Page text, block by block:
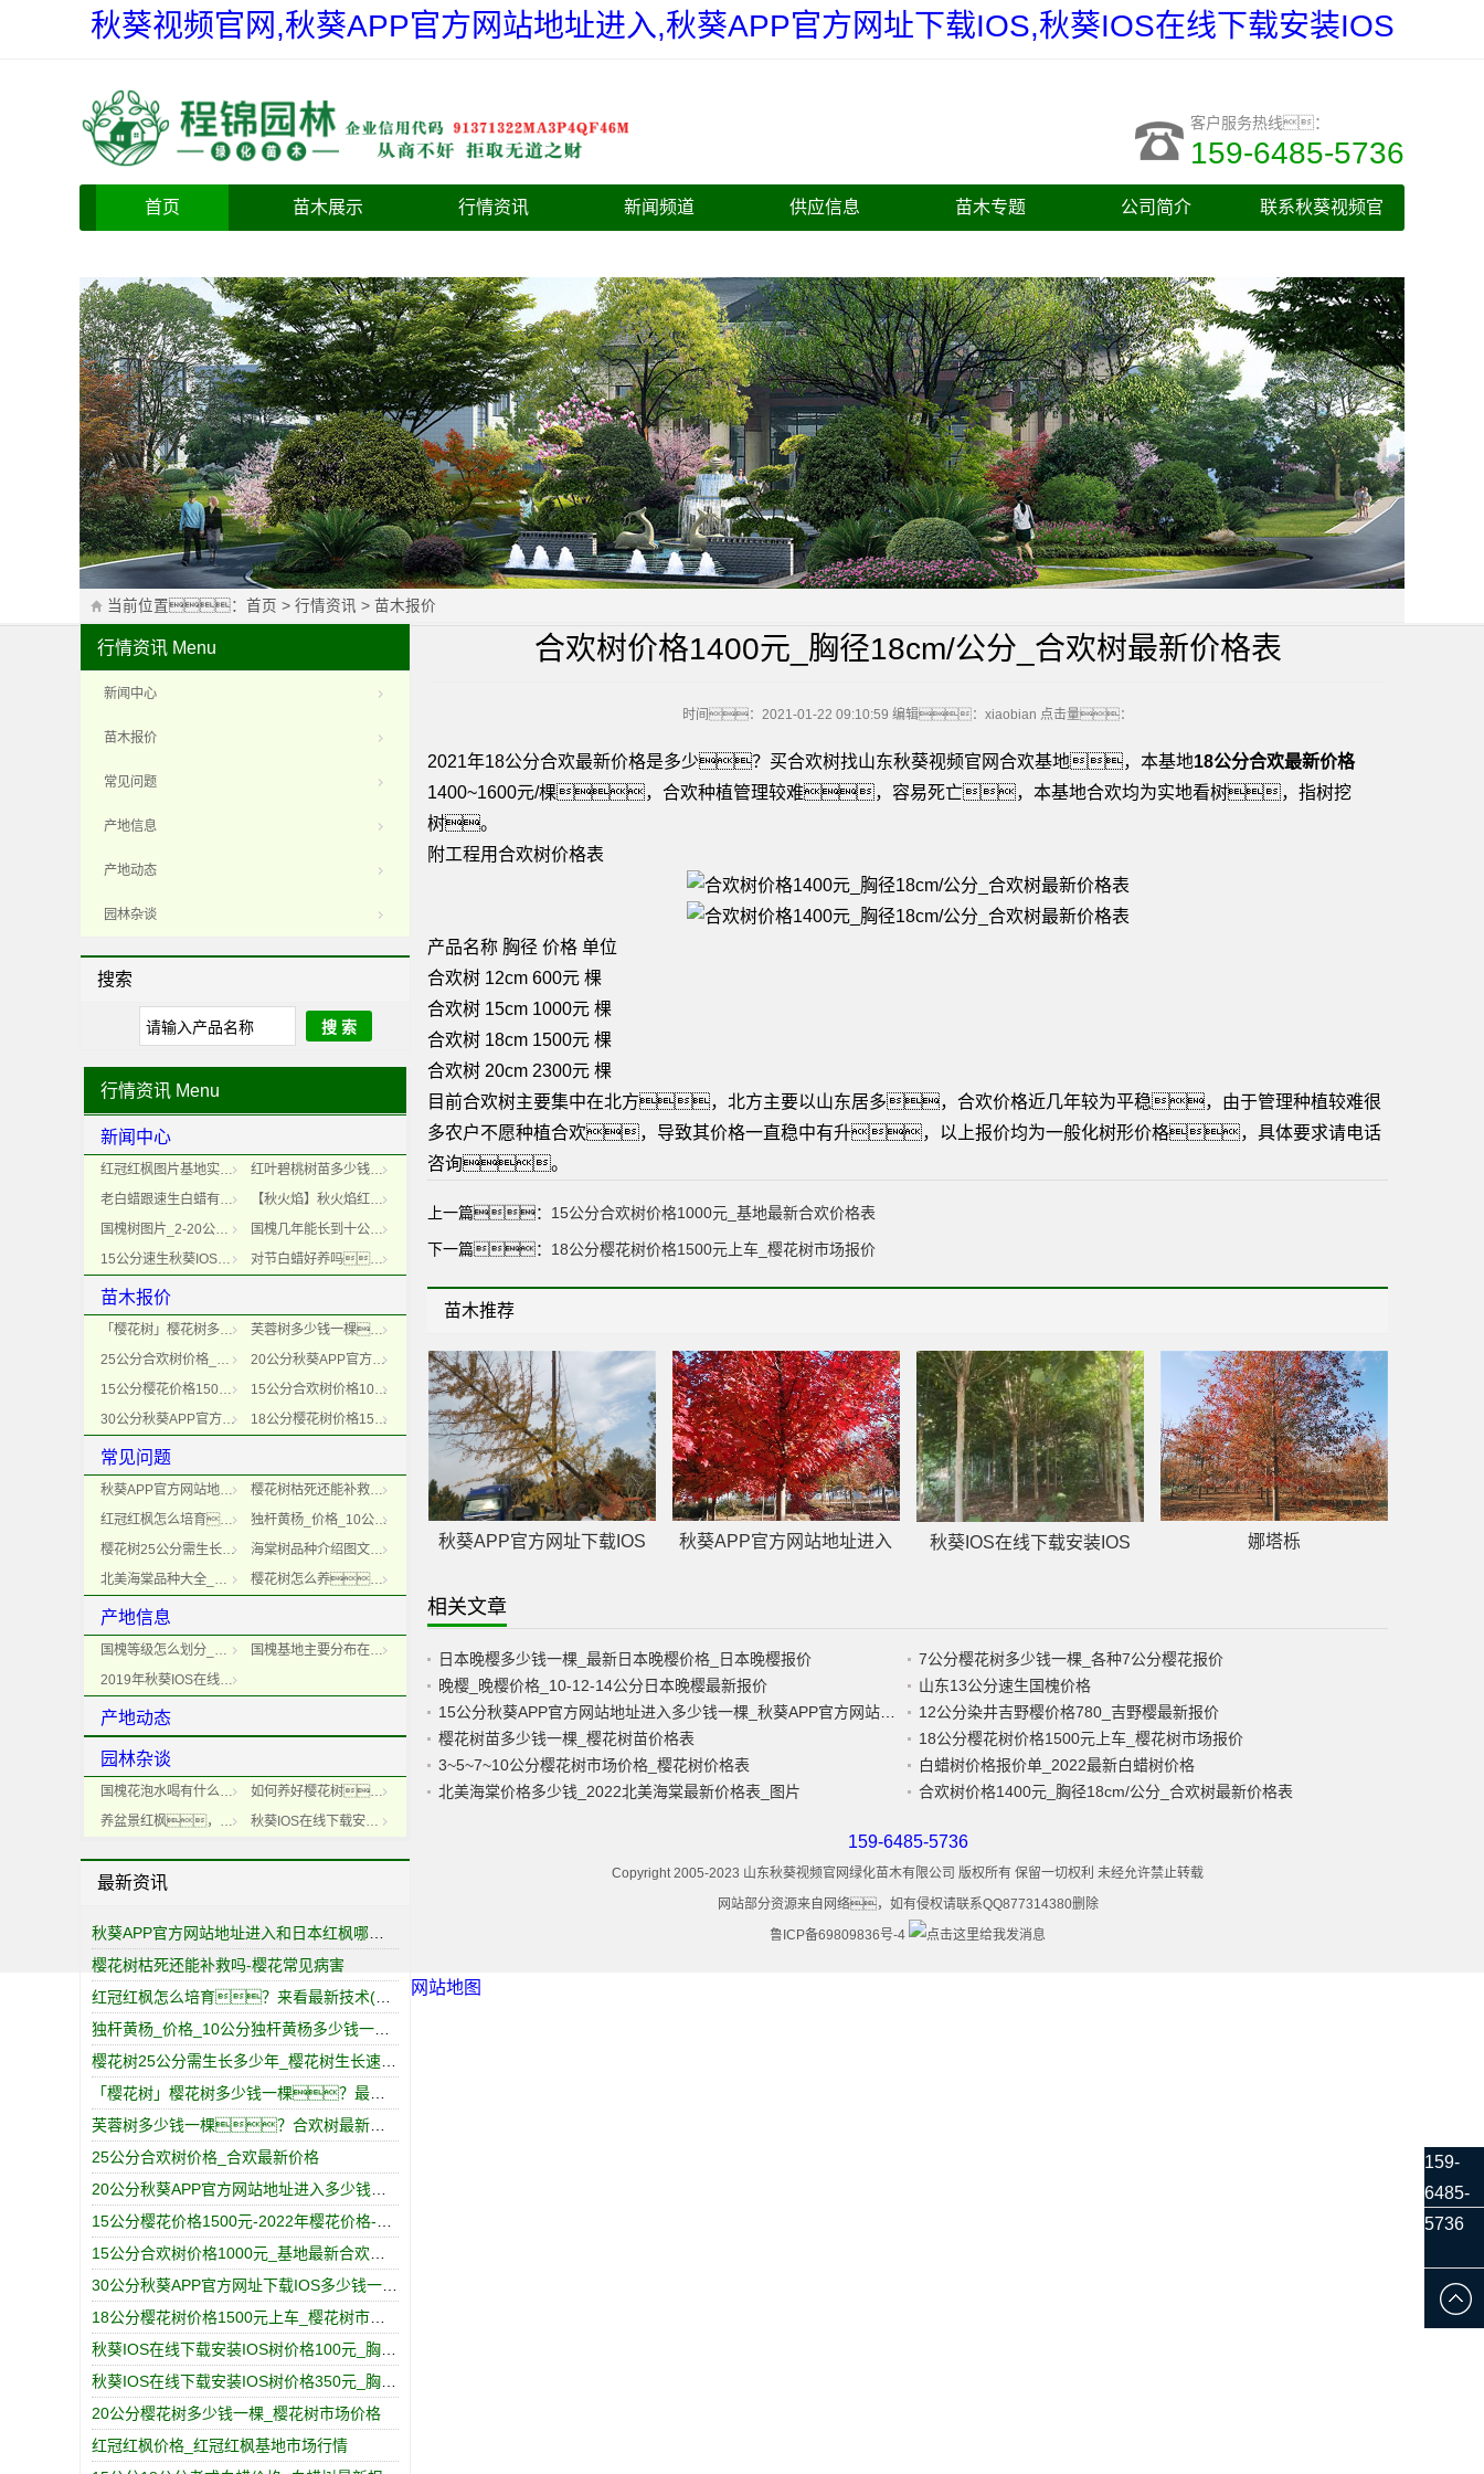
秋葵视频官网,秋葵APP官方网站地址进入,秋葵APP官方网址下载IOS,秋葵IOS在线下载安装IOS
客户服务热线：
159-6485-5736
首页 苗木展示 行情资讯 新闻频道 供应信息 苗木专题 公司简介 联系秋葵视频官
当前位置： 首页 > 行情资讯 > 苗木报价
行情资讯 Menu
新闻中心
苗木报价
常见问题
产地信息
产地动态
园林杂谈
搜索
行情资讯 Menu
新闻中心
红冠红枫图片基地实拍_红冠红枫展示
红叶碧桃树苗多少钱一棵？_碧桃基地最新价格
老白蜡跟速生白蜡有什么不同？
【秋火焰】秋火焰红枫_秋火焰病害防治
国槐树图片_2-20公分国槐树图片大全
国槐几年能长到十公分_国槐树生长秘籍
15公分速生秋葵IOS在线下载安装IOS多少钱一棵？
对节白蜡好养吗？别自欺欺人了，浇水都不懂还谈什么旺盛
苗木报价
「樱花树」樱花树多少钱一棵？最新樱花树市场价格
芙蓉树多少钱一棵？合欢树最新基地报价
25公分合欢树价格_合欢最新价格
20公分秋葵APP官方网站地址进入多少钱一棵_最新秋葵APP官方网站地址进入树价格
15公分樱花价格1500元-2022年樱花价格-樱花报价
15公分合欢树价格1000元_基地最新合欢价格表
30公分秋葵APP官方网址下载IOS多少钱一棵_30公分秋葵APP官方网址下载IOS价格
18公分樱花树价格1500元上车_樱花树市场报价
常见问题
秋葵APP官方网站地址进入和日本红枫哪个好_区别对比
樱花树枯死还能补救吗-樱花常见病害
红冠红枫怎么培育？来看最新技术(图文)
独杆黄杨_价格_10公分独杆黄杨多少钱一棵？
樱花树25公分需生长多少年_樱花树生长速度是多少
海棠树品种介绍图文_海棠树价格行情
北美海棠品种大全_北美海棠品种介绍_北美海棠基地
樱花树怎么养？樱花树种植管理技术
产地信息
国槐等级怎么划分_国槐规格一二级区别
国槐基地主要分布在哪里？
2019年秋葵IOS在线下载安装IOS种植前景
产地动态
园林杂谈
国槐花泡水喝有什么功效？-国槐花功效以及制作
如何养好樱花树？务必要记牢下面这几点！
养盆景红枫，如何解决冬天脱叶?这4点搞好，事半功倍!
秋葵IOS在线下载安装IOS扦插具体操作步骤详解
最新资讯
樱花树枯死还能补救吗-樱花常见病害
25公分合欢树价格_合欢最新价格
20公分樱花树多少钱一棵_樱花树市场价格
红冠红枫价格_红冠红枫基地市场行情
合欢树价格1400元_胸径18cm/公分_合欢树最新价格表
时间：2021-01-22 09:10:59 编辑：xiaobian 点击量：
2021年18公分合欢最新价格是多少？买合欢树找山东秋葵视频官网合欢基地，本基地18公分合欢最新价格
1400~1600元/棵，合欢种植管理较难，容易死亡，本基地合欢均为实地看树，指树挖
树。
附工程用合欢树价格表
产品名称 胸径 价格 单位
合欢树 12cm 600元 棵
合欢树 15cm 1000元 棵
合欢树 18cm 1500元 棵
合欢树 20cm 2300元 棵
目前合欢树主要集中在北方，北方主要以山东居多，合欢价格近几年较为平稳，由于管理种植较难很
多农户不愿种植合欢，导致其价格一直稳中有升，以上报价均为一般化树形价格，具体要求请电话
咨询。
上一篇： 15公分合欢树价格1000元_基地最新合欢价格表
下一篇： 18公分樱花树价格1500元上车_樱花树市场报价
苗木推荐
在线下载安装IOS 娜塔栎 秋葵APP官方网址下载IOS 秋葵APP官方网站地址进入 秋葵IOS在线下载安装IOS 娜塔栎
相关文章
日本晚樱多少钱一棵_最新日本晚樱价格_日本晚樱报价
7公分樱花树多少钱一棵_各种7公分樱花报价
晚樱_晚樱价格_10-12-14公分日本晚樱最新报价
山东13公分速生国槐价格
12公分染井吉野樱价格780_吉野樱最新报价
樱花树苗多少钱一棵_樱花树苗价格表
18公分樱花树价格1500元上车_樱花树市场报价
3~5~7~10公分樱花树市场价格_樱花树价格表
白蜡树价格报价单_2022最新白蜡树价格
北美海棠价格多少钱_2022北美海棠最新价格表_图片
合欢树价格1400元_胸径18cm/公分_合欢树最新价格表
159-6485-5736
Copyright 2005-2023 山东秋葵视频官网绿化苗木有限公司 版权所有 保留一切权利 未经允许禁止转载
网站部分资源来自网络，如有侵权请联系QQ877314380删除
鲁ICP备69809836号-4
159-
6485-
5736
网站地图